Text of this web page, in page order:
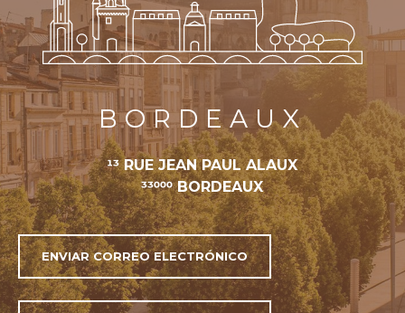
ENVIAR CORREO ELECTRÓNICO
BORDEAUX
13 RUE JEAN PAUL ALAUX
33000 BORDEAUX